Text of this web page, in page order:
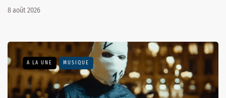
8 août 2026
A LA UNE MUSIQUE